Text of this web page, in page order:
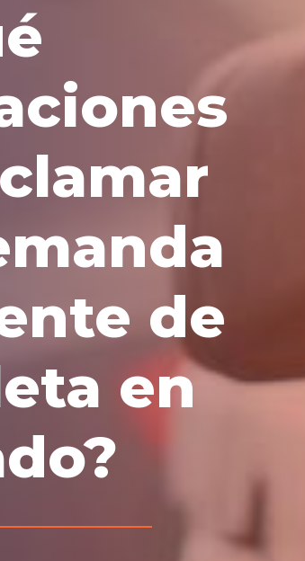
de
en